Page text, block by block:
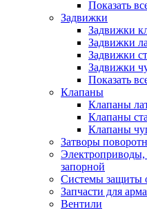
Показать
Задвижки
Задвижки
Задвижки
Задвижки
Задвижки
Показать
Клапаны
Клапаны
Клапаны
Клапаны
Затворы
Электроприводы,
запорной
Системы защиты
Запчасти для
Вентили